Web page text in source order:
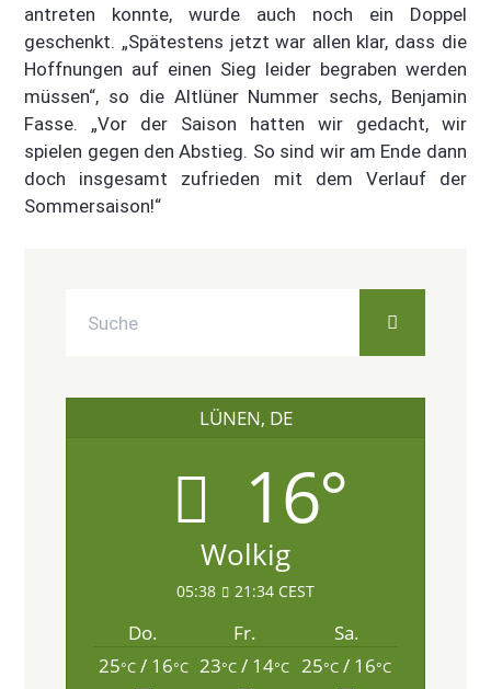
antreten konnte, wurde auch noch ein Doppel
geschenkt. „Spätestens jetzt war allen klar, dass die
Hoffnungen auf einen Sieg leider begraben werden
müssen“, so die Altlüner Nummer sechs, Benjamin
Fasse. „Vor der Saison hatten wir gedacht, wir
spielen gegen den Abstieg. So sind wir am Ende dann
doch insgesamt zufrieden mit dem Verlauf der
Sommersaison!“
LÜNEN, DE
16°
Wolkig
05:38 21:34 CEST
Do. Fr.
Sa.
25°C/ 16°C 23°C / 14°C 25°C / 16°C